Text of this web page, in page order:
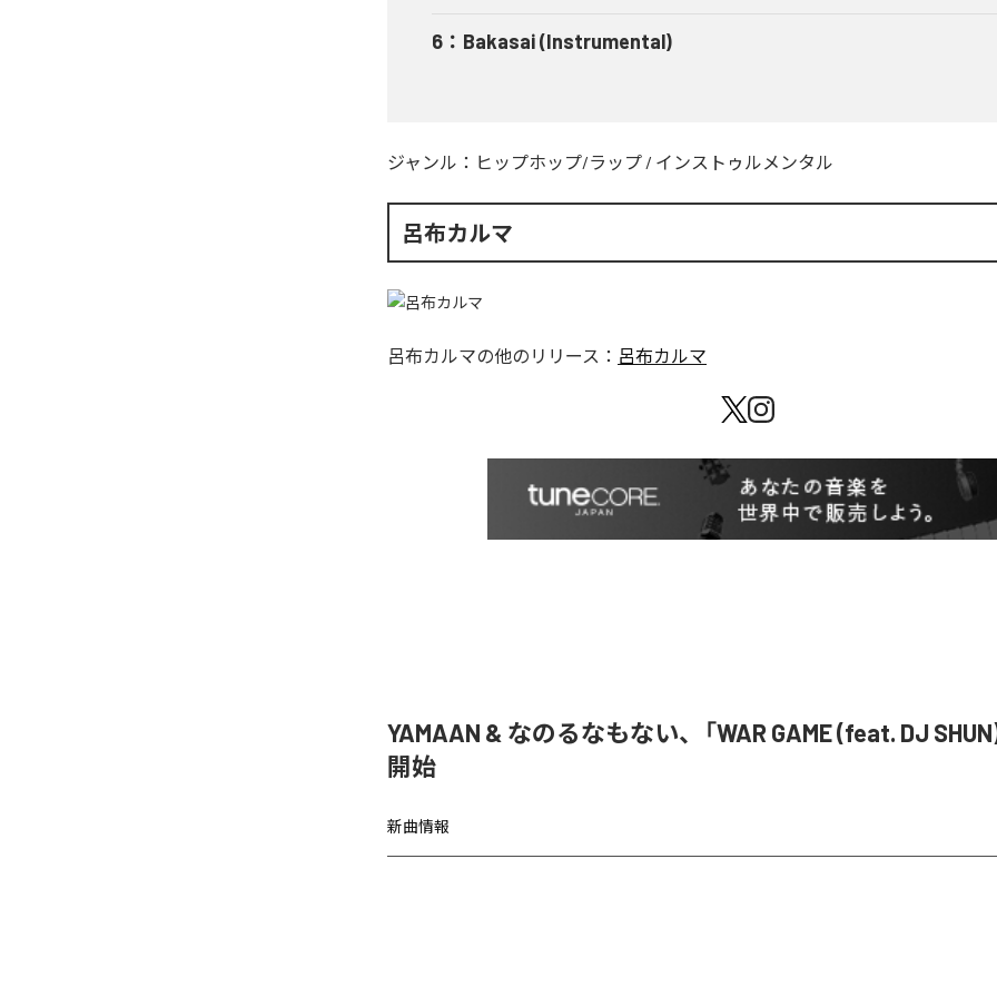
6 ： Bakasai (Instrumental)
ジャンル： ヒップホップ/ラップ / インストゥルメンタル
呂布カルマ
呂布カルマの他のリリース： 呂布カルマ
YAMAAN & なのるなもない、「WAR GAME (feat. DJ
開始
新曲情報